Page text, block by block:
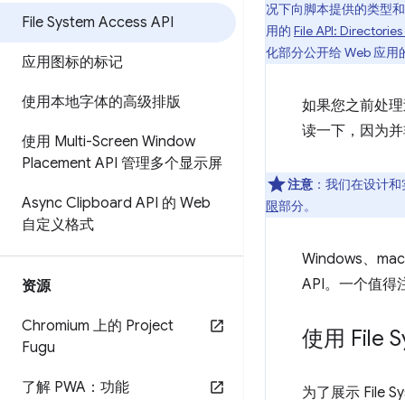
File System Access API
应用图标的标记
使用本地字体的高级排版
使用 Multi-Screen Window
Placement API 管理多个显示屏
Async Clipboard API 的 Web
自定义格式
资源
Chromium 上的 Project
Fugu
了解 PWA：功能
况下向脚本提供的类型
用的 File API:
化部分公开给 Web 应用
如果您之前处
读一下，因为并
注意 ：我们在设计
限部分。
Windows、
API。一个值得
使用 File
为了展示 File